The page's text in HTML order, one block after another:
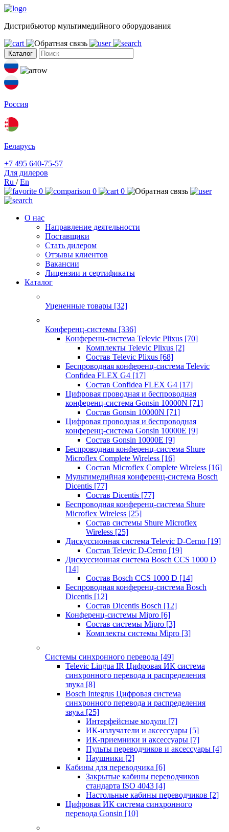
Дистрибьютор мультимедийного оборудования
Каталог
Россия
Беларусь
+7 495 640-75-57
Для дилеров
Ru /En
0
0 0
О нас
Направление деятельности
Поставщики
Стать дилером
Отзывы клиентов
Вакансии
Лицензии и сертификаты
Каталог
Уцененные товары [32]
Конференц-системы [336]
Конференц-система Televic Plixus [70]
Комплекты Televic Plixus [2]
Состав Televic Plixus [68]
Беспроводная конференц-система Televic
Confidea FLEX G4 [17]
Состав Confidea FLEX G4 [17]
Цифровая проводная и беспроводная
конференц-система Gonsin 10000N [71]
Состав Gonsin 10000N [71]
Цифровая проводная и беспроводная
конференц-система Gonsin 10000E [9]
Состав Gonsin 10000E [9]
Беспроводная конференц-система Shure
Microflex Complete Wireless [16]
Состав Microflex Complete Wireless [16]
Мультимедийная конференц-система Bosch
Dicentis [77]
Состав Dicentis [77]
Беспроводная конференц-система Shure
Microflex Wireless [25]
Состав системы Shure Microflex
Wireless [25]
Дискуссионная система Televic D-Cerno [19]
Состав Televic D-Cerno [19]
Дискуссионная система Bosch CCS 1000 D
[14]
Состав Bosch CCS 1000 D [14]
Беспроводная конференц-система Bosch
Dicentis [12]
Состав Dicentis Bosch [12]
Конференц-системы Mipro [6]
Состав системы Mipro [3]
Комплекты системы Mipro [3]
Системы синхронного перевода [49]
Televic Lingua IR Цифровая ИК система
синхронного перевода и распределения
звука [8]
Bosch Integrus Цифровая система
синхронного перевода и распределения
звука [25]
Интерфейсные модули [7]
ИК-излучатели и аксессуары [5]
ИК-приемники и аксессуары [7]
Пульты переводчиков и аксессуары [4]
Наушники [2]
Кабины для переводчика [6]
Закрытые кабины переводчиков
стандарта ISO 4043 [4]
Настольные кабины переводчиков [2]
Цифровая ИК система синхронного
перевода Gonsin [10]